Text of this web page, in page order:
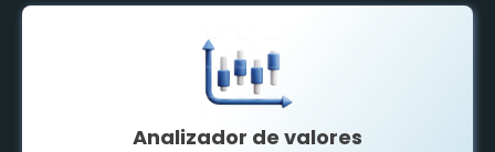
Analizador de valores